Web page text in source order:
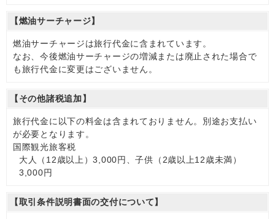
【燃油サーチャージ】
燃油サーチャージは旅行代金に含まれています。
なお、今後燃油サーチャージの増減または廃止された場合で
も旅行代金に変更はございません。
【その他諸税追加】
旅行代金に以下の料金は含まれておりません。別途お支払い
が必要となります。
国際観光旅客税
大人（12歳以上）3,000円、子供（2歳以上12歳未満）
3,000円
【取引条件説明書面の交付について】